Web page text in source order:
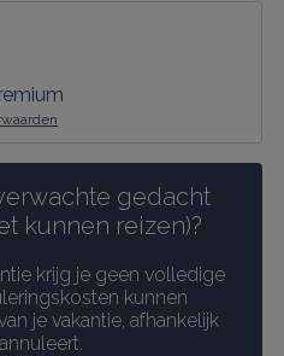
gedacht
kunnen reizen)?
krijg je geen volledige
kunnen
je vakantie, afhankelijk